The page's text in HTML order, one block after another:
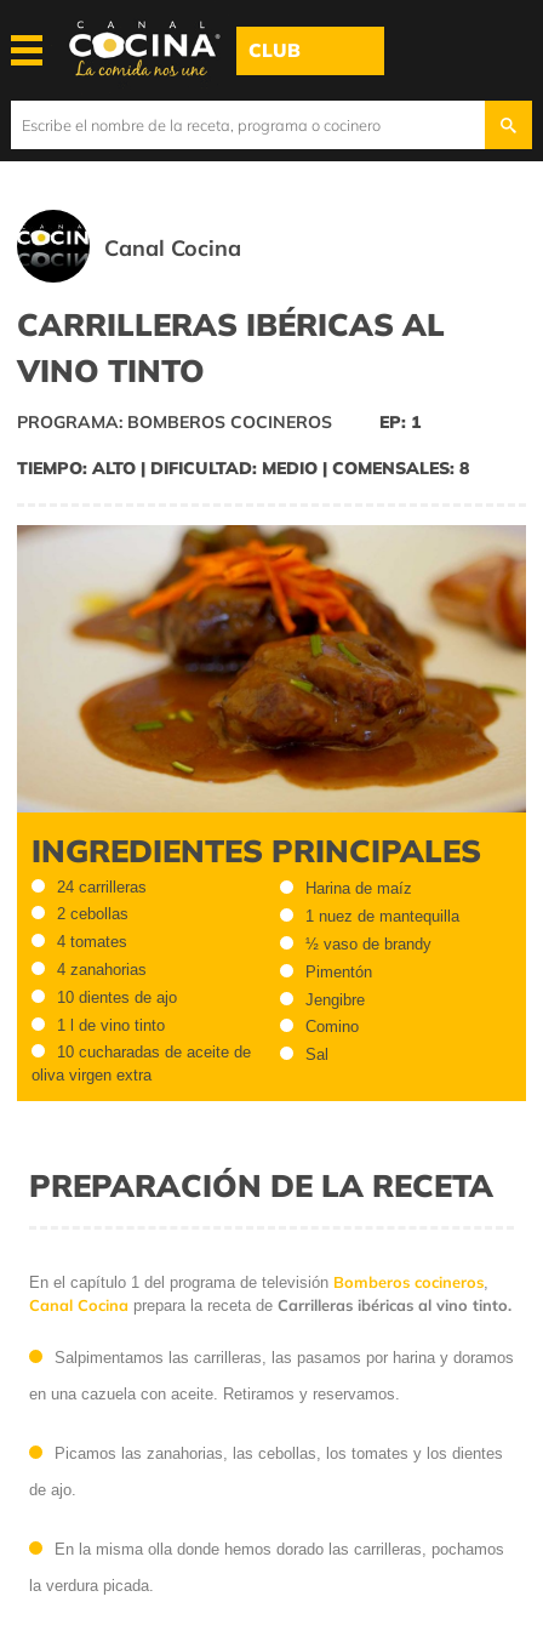
CLUB
Canal Cocina
CARRILLERAS IBÉRICAS AL
VINO TINTO
PROGRAMA: BOMBEROS COCINEROS EP: 1
TIEMPO: ALTO | DIFICULTAD: MEDIO | COMENSALES: 8
INGREDIENTES PRINCIPALES
24 carrilleras
2 cebollas
4 tomates
4 zanahorias
10 dientes de ajo
1 l de vino tinto
10 cucharadas de aceite de
oliva virgen extra
Harina de maíz
1 nuez de mantequilla
½ vaso de brandy
Pimentón
Jengibre
Comino
Sal
PREPARACIÓN DE LA RECETA
En el capítulo 1 del programa de televisión Bomberos cocineros,
Canal Cocina prepara la receta de Carrilleras ibéricas al vino tinto.
Salpimentamos las carrilleras, las pasamos por harina y doramos
en una cazuela con aceite. Retiramos y reservamos.
Picamos las zanahorias, las cebollas, los tomates y los dientes
de ajo.
En la misma olla donde hemos dorado las carrilleras, pochamos
la verdura picada.